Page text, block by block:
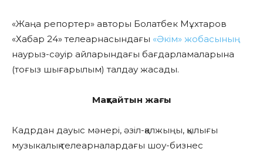
«Жаңа репортер» авторы Болатбек Мұхтаров
«Хабар 24» телеарнасындағы «Әкім» жобасының
наурыз-сәуір айларындағы бағдарламаларына
(тоғыз шығарылым) талдау жасады.
Мақтайтын жағы
Кадрдан дауыс мәнері, әзіл-қалжыңы, қылығы
музыкалық телеарналардағы шоу-бизнес